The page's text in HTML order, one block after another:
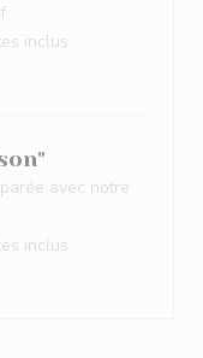
inclus
avec notre
inclus